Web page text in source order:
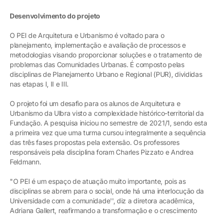
Desenvolvimento do projeto
O PEI de Arquitetura e Urbanismo é voltado para o
planejamento, implementação e avaliação de processos e
metodologias visando proporcionar soluções e o tratamento de
problemas das Comunidades Urbanas. É composto pelas
disciplinas de Planejamento Urbano e Regional (PUR), divididas
nas etapas I, II e III.
O projeto foi um desafio para os alunos de Arquitetura e
Urbanismo da Ulbra visto a complexidade histórico-territorial da
Fundação. A pesquisa iniciou no semestre de 2021/1, sendo esta
a primeira vez que uma turma cursou integralmente a sequência
das três fases propostas pela extensão. Os professores
responsáveis pela disciplina foram Charles Pizzato e Andrea
Feldmann.
"O PEI é um espaço de atuação muito importante, pois as
disciplinas se abrem para o social, onde há uma interlocução da
Universidade com a comunidade'', diz a diretora acadêmica,
Adriana Gallert, reafirmando a transformação e o crescimento